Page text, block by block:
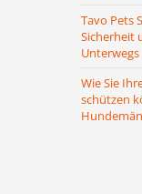
Tavo Pets
Sicherheit
Unterwegs
Wie Sie
schützen